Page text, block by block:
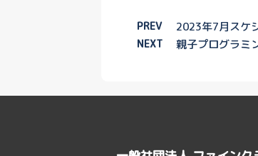
PREV 2023年7月スケ
NEXT 親子プログラミ